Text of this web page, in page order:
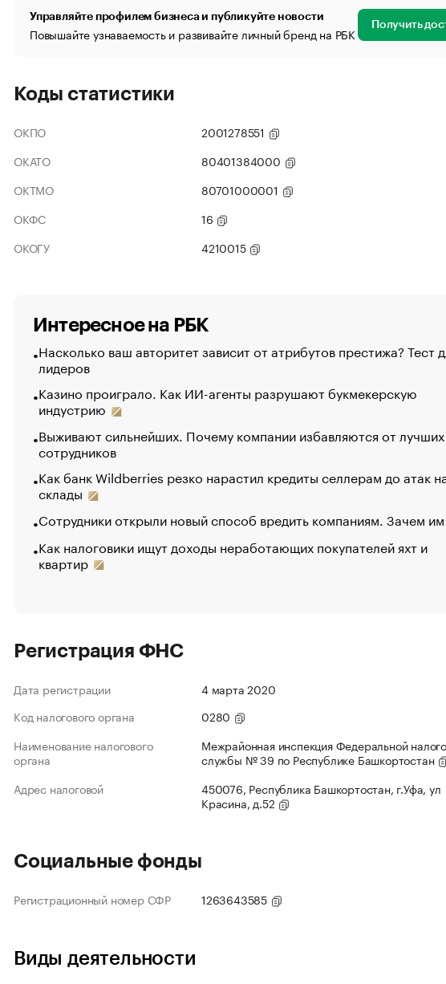
Управляйте профилем бизнеса и публикуйте новости
Повышайте узнаваемость и развивайте личный бренд на РБК Получить
Коды статистики
ОКПО
2001278551
ОКАТО
80401384000
ОКТМО
80701000001
ОКФС
16
ОКОГУ
4210015
Интересное на РБК
Насколько ваш авторитет зависит от атрибутов престижа? Тест
лидеров
Казино проиграло. Как ИИ-агенты разрушают букмекерскую
индустрию
Выживают сильнейших. Почему компании избавляются от лучших
сотрудников
Как банк Wildberries резко нарастил кредиты селлерам до атак
склады
Сотрудники открыли новый способ вредить компаниям. Зачем
Как налоговики ищут доходы неработающих покупателей яхт и
квартир
Регистрация ФНС
Дата регистрации
4 марта 2020
Код налогового органа
0280
Наименование налогового
органа
Межрайонная инспекция Федеральной
службы № 39 по Республике Башкортостан
Адрес налоговой
450076, Республика Башкортостан, г.Уфа, ул
Красина, д.52
Социальные фонды
Регистрационный номер СФР 1263643585
Виды деятельности